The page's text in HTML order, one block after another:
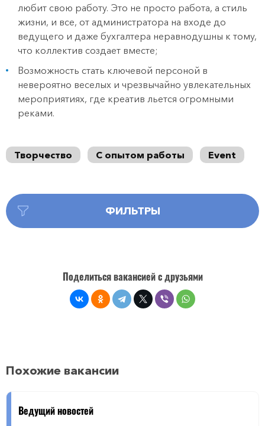
любит свою работу. Это не просто работа, а стиль
жизни, и все, от администратора на входе до
ведущего и даже бухгалтера неравнодушны к тому,
что коллектив создает вместе;
Возможность стать ключевой персоной в
невероятно веселых и чрезвычайно увлекательных
мероприятиях, где креатив льется огромными
реками.
Творчество С опытом работы Event
ФИЛЬТРЫ
Поделиться вакансией с друзьями
Похожие вакансии
Ведущий новостей